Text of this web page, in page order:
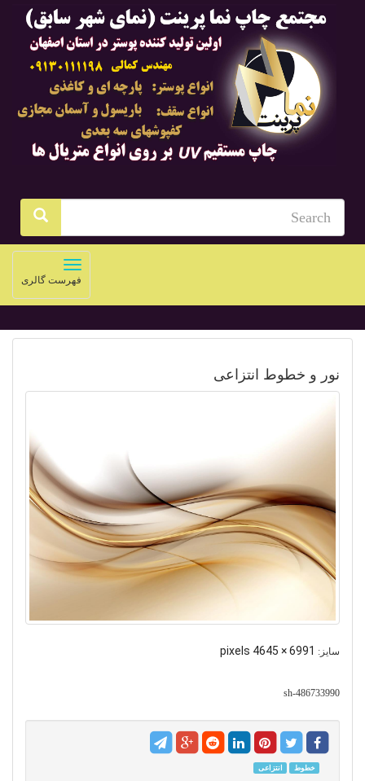
navigation
فهرست گالری
نور و خطوط انتزاعی
سایز: 6991 × 4645 pixels
sh-486733990
خطوط انتزاعی